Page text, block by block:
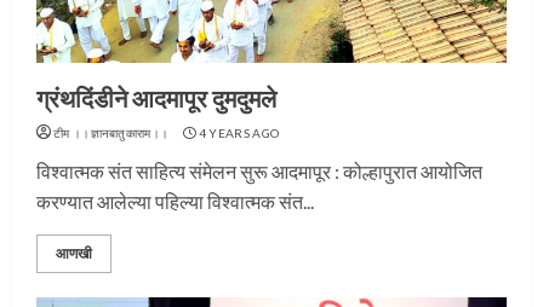
ग्रंथदिंडीने आदमापूर दुमदुमले
टीम ।।ज्ञानबातुकाराम।। 4 YEARS AGO
विश्वात्मक संत साहित्य संमेलन सुरू आदमापूर : कोल्हापुरात आयोजित
करण्यात आलेल्या पहिल्या विश्वात्मक संत...
आणखी